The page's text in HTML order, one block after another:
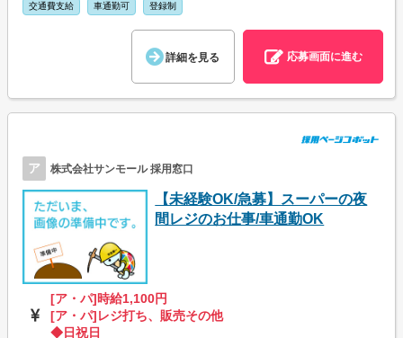
交通費支給 車通勤可 登録制
詳細を見る 応募画面に進む
ア 株式会社サンモール 採用窓口
【未経験OK/急募】スーパーの夜
間レジのお仕事/車通勤OK
[ア・パ]時給1,100円
[ア・パ]レジ打ち、販売その他
◆日祝日